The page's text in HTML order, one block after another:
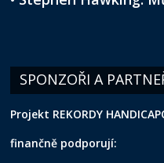
SPONZOŘI A
Projekt REKORDY
finančně podporují: